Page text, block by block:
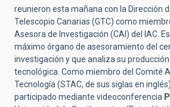
reunieron esta mañana con la Dirección
Telescopio Canarias (GTC) como
Asesora de Investigación (CAI) del IAC.
máximo órgano de asesoramiento del
investigación y que analiza su
tecnológica. Como miembro del Comité
Tecnología (STAC, de sus siglas en
participado mediante videoconferencia